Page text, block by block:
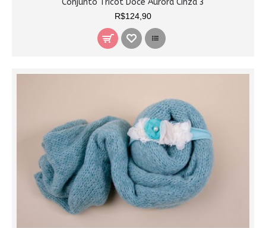
R$124,90